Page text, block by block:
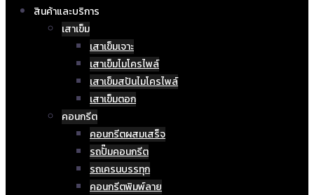
สินค้าและบริการ
เสาเข็ม
เสาเข็มเจาะ
เสาเข็มไมโครไพล์
เสาเข็มสปันไมโครไพล์
เสาเข็มตอก
คอนกรีต
คอนกรีตผสมเสร็จ
รถปั๊มคอนกรีต
รถเครนบรรทุก
คอนกรีตพิมพ์ลาย